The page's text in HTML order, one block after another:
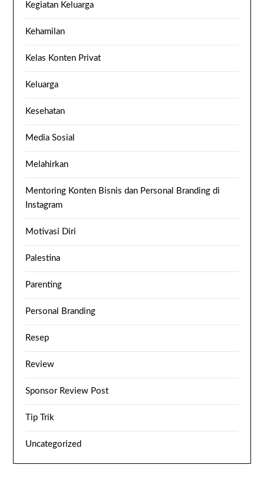
Kegiatan Keluarga
Kehamilan
Kelas Konten Privat
Keluarga
Kesehatan
Media Sosial
Melahirkan
Mentoring Konten Bisnis dan Personal Branding di
Instagram
Motivasi Diri
Palestina
Parenting
Personal Branding
Resep
Review
Sponsor Review Post
Tip Trik
Uncategorized